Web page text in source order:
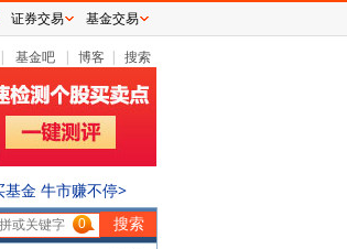
| 基金吧 | 博客 | 搜索
基金 牛市赚不停>
0
证券交易 基金交易